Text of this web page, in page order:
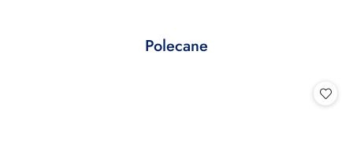
Pomiń karuzelę produktów
Produkty
Polecane